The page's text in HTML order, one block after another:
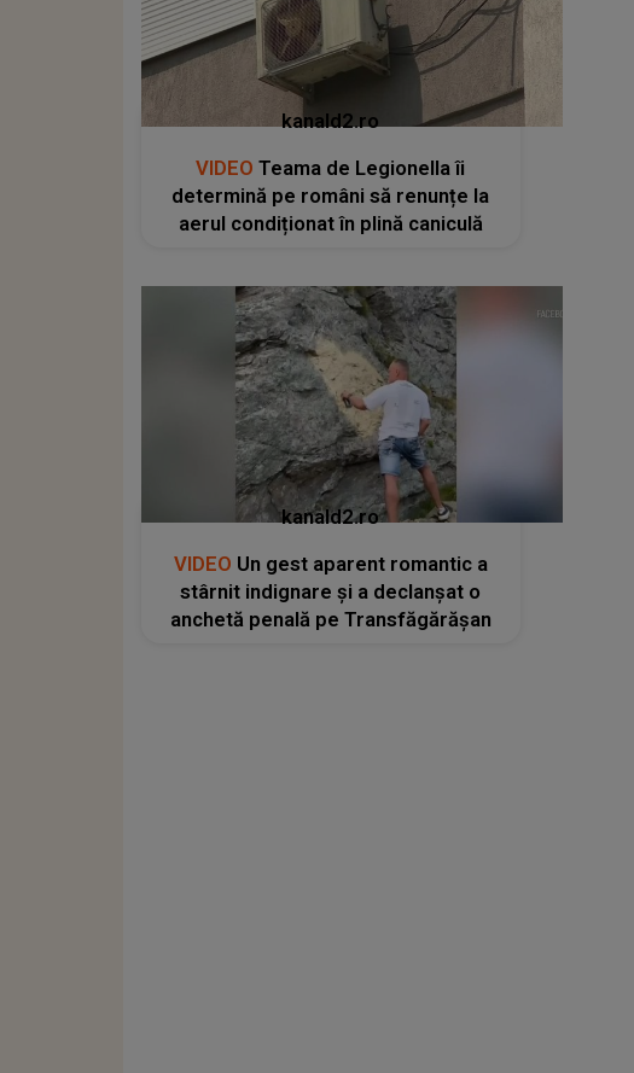
kanald2.ro
VIDEO Teama de Legionella îi
determină pe români să renunțe la
aerul condiționat în plină caniculă
kanald2.ro
VIDEO Un gest aparent romantic a
stârnit indignare și a declanșat o
anchetă penală pe Transfăgărășan